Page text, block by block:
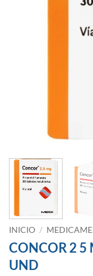
INICIO /
CONCOR 2 5
UND